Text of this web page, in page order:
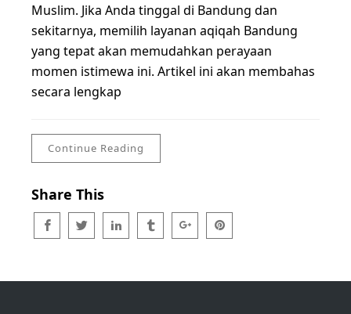
Muslim. Jika Anda tinggal di Bandung dan
sekitarnya, memilih layanan aqiqah Bandung
yang tepat akan memudahkan perayaan
momen istimewa ini. Artikel ini akan membahas
secara lengkap
Continue Reading
Share This